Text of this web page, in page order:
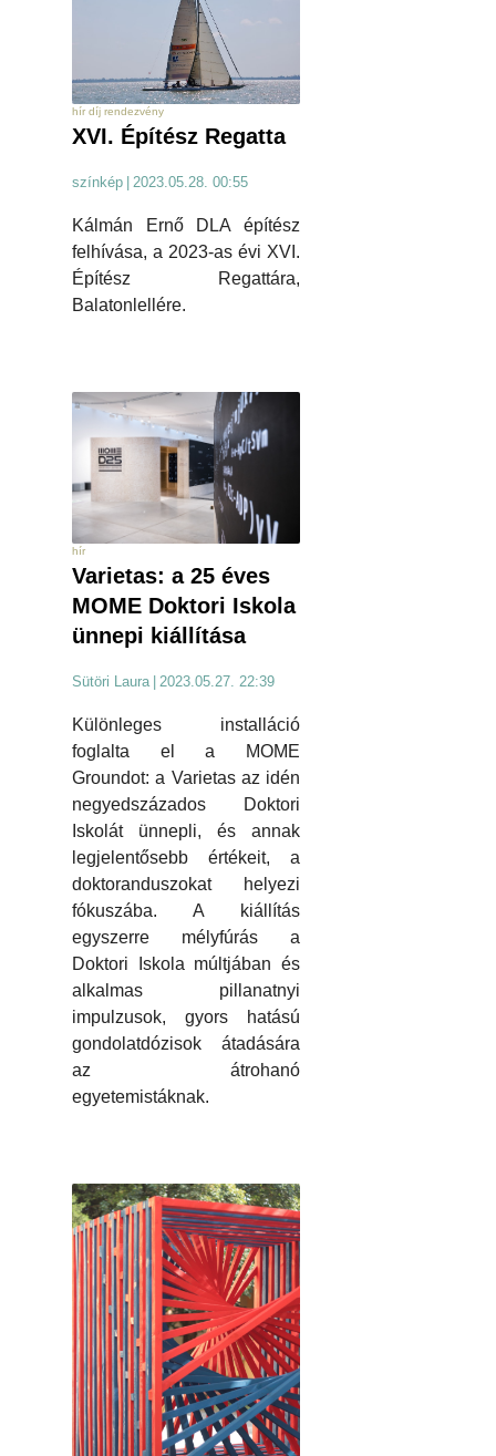
hír díj rendezvény
XVI. Építész Regatta
színkép 2023.05.28. 00:55
Kálmán Ernő DLA építész
felhívása, a 2023-as évi XVI.
Építész Regattára,
Balatonlellére.
hír
Varietas: a 25 éves
MOME Doktori Iskola
ünnepi kiállítása
Sütöri Laura 2023.05.27. 22:39
Különleges installáció
foglalta el a MOME
Groundot: a Varietas az idén
negyedszázados Doktori
Iskolát ünnepli, és annak
legjelentősebb értékeit, a
doktoranduszokat helyezi
fókuszába. A kiállítás
egyszerre mélyfúrás a
Doktori Iskola múltjában és
alkalmas pillanatnyi
impulzusok, gyors hatású
gondolatdózisok átadására
az átrohanó
egyetemistáknak.